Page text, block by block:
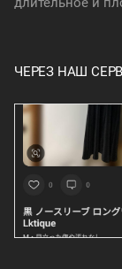
ЧЕРЕЗ НАШ